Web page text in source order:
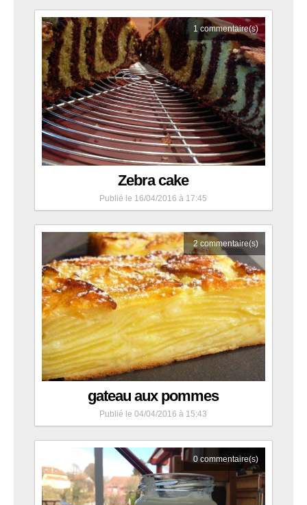
1 commentaire(s)
Zebra cake
Publié le 16/04/2016 à 17:45
2 commentaire(s)
gateau aux pommes
Publié le 04/04/2016 à 15:43
0 commentaire(s)